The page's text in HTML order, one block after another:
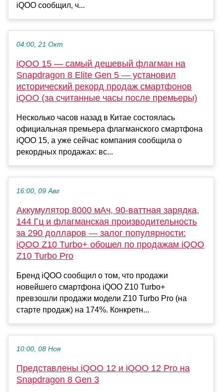
iQOO сообщил, ч...
04:00, 21 Окт
iQOO 15 — самый дешевый флагман на
Snapdragon 8 Elite Gen 5 — установил
исторический рекорд продаж смартфонов
iQOO (за считанные часы после премьеры)
Несколько часов назад в Китае состоялась
официальная премьера флагманского смартфона
iQOO 15, а уже сейчас компания сообщила о
рекордных продажах: вс...
16:00, 09 Авг
Аккумулятор 8000 мАч, 90-ваттная зарядка,
144 Гц и флагманская производительность
за 290 долларов — залог популярности:
iQOO Z10 Turbo+ обошел по продажам iQOO
Z10 Turbo Pro
Бренд iQOO сообщил о том, что продажи
новейшего смартфона iQOO Z10 Turbo+
превзошли продажи модели Z10 Turbo Pro (на
старте продаж) на 174%. Конкретн...
10:00, 08 Ноя
Представлены iQOO 12 и iQOO 12 Pro на
Snapdragon 8 Gen 3